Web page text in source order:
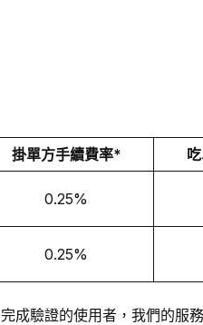
掛單方手續費率*
0.25%
0.25%
完成驗證的使用者，我們的服